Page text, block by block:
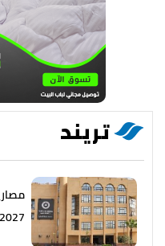
تريند
2027